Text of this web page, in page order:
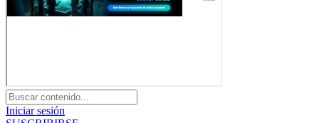
Iniciar sesión